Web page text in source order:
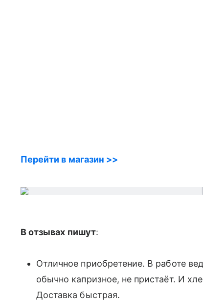
Перейти в магазин >>
В отзывах пишут:
Отличное приобретение. В работе
обычно капризное, не пристаёт. И
Доставка быстрая.